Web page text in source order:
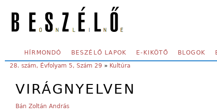
SECONDARY MENU
HÍRMONDÓ BESZÉLŐ LAPOK E-KIKÖTŐ BLOGOK
YOU ARE HERE:
28. szám, Évfolyam 5, Szám 29 » Kultúra
VIRÁGNYELVEN
Bán Zoltán András